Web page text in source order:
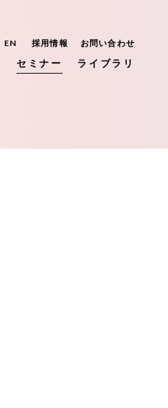
EN 採用情報 お問い合わせ
セミナー ライブラリ